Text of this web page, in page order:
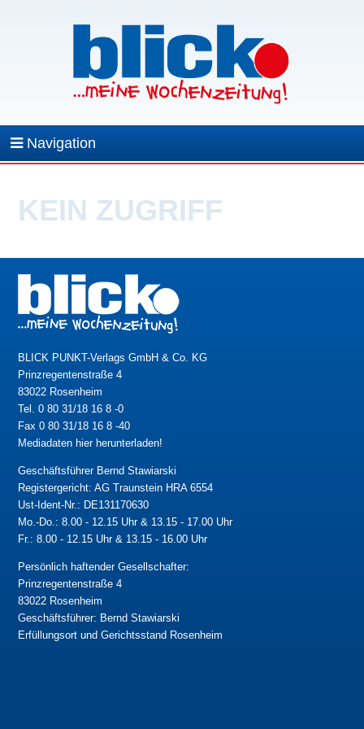
Navigation
KEIN ZUGRIFF
BLICK PUNKT-Verlags GmbH & Co. KG
Prinzregentenstraße 4
83022 Rosenheim
Tel. 0 80 31/18 16 8 -0
Fax 0 80 31/18 16 8 -40
Mediadaten hier herunterladen!
Geschäftsführer Bernd Stawiarski
Registergericht: AG Traunstein HRA 6554
Ust-Ident-Nr.: DE131170630
Mo.-Do.: 8.00 - 12.15 Uhr & 13.15 - 17.00 Uhr
Fr.: 8.00 - 12.15 Uhr & 13.15 - 16.00 Uhr
Persönlich haftender Gesellschafter:
Prinzregentenstraße 4
83022 Rosenheim
Geschäftsführer: Bernd Stawiarski
Erfüllungsort und Gerichtsstand Rosenheim